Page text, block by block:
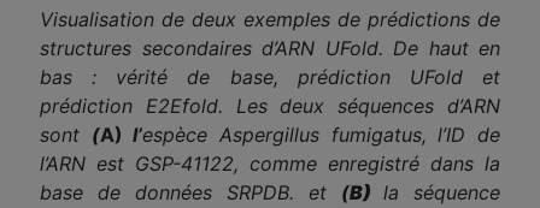
Visualisation de deux exemples de prédictions de
structures secondaires d’ARN UFold. De haut en
bas : vérité de base, prédiction UFold et
prédiction E2Efold. Les deux séquences d’ARN
sont (A)l’espèce Aspergillus fumigatus, l’ID de
l’ARN est GSP-41122, comme enregistré dans la
base de données SRPDB. et (B) la séquence